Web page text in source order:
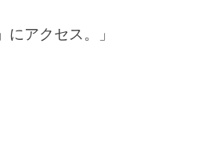
」にアクセス。」